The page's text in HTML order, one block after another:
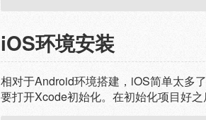
iOS环境安装
相对于Android环境搭建，iOS简单太多
要打开Xcode初始化。在初始化项目好